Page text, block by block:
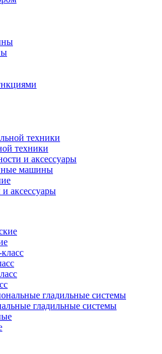
техники
техники
и аксессуары
машины
аксессуары
гладильные системы